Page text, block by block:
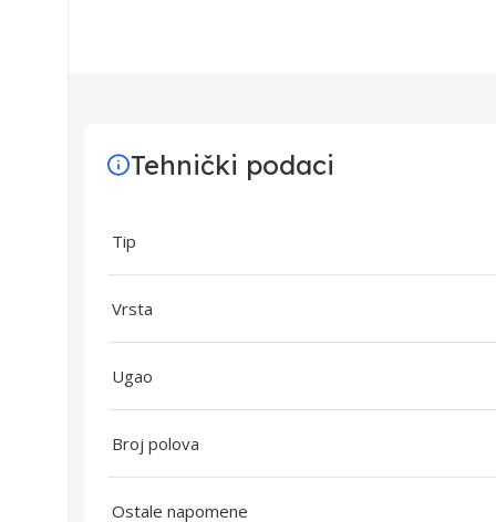
Tehnički podaci
Tip
Vrsta
Ugao
Broj polova
Ostale napomene